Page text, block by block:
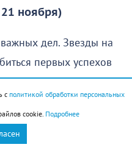
ноября)
дел. Звезды на
первых успехов
К тому же охотно
проверенные
получится решить
с политикой обработки персональных
cookie. Подробнее